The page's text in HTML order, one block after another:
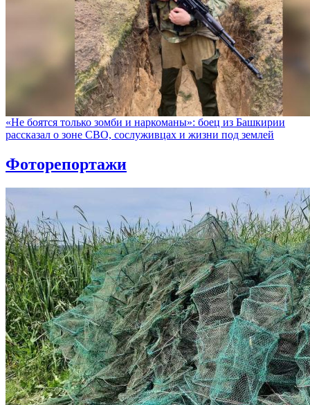
«Не боятся только зомби и наркоманы»: боец из Башкирии
рассказал о зоне СВО, сослуживцах и жизни под землей
Фоторепортажи